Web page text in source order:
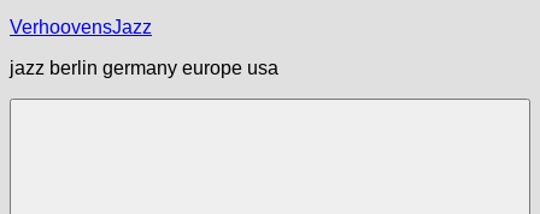
VerhoovensJazz
jazz berlin germany europe usa